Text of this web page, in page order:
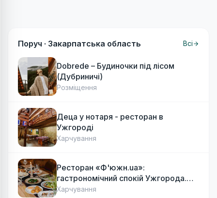
Поруч · Закарпатська область Всі
Dobrede – Будиночки під лісом
(Дубриничі)
Розміщення
Деца у нотаря - ресторан в
Ужгороді
Харчування
Ресторан «Ф'южн.ua»:
гастрономічний спокій Ужгорода.
Авторська локальна кухня, затишок
Харчування